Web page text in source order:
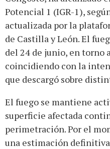
Potencial 1 (IGR-1),
actualizada por la
de Castilla y León. El
del 24 de junio, en torno
coincidiendo con la
que descargó sobre
El fuego se mantiene
superficie afectada
perimetración. Por el
una estimación